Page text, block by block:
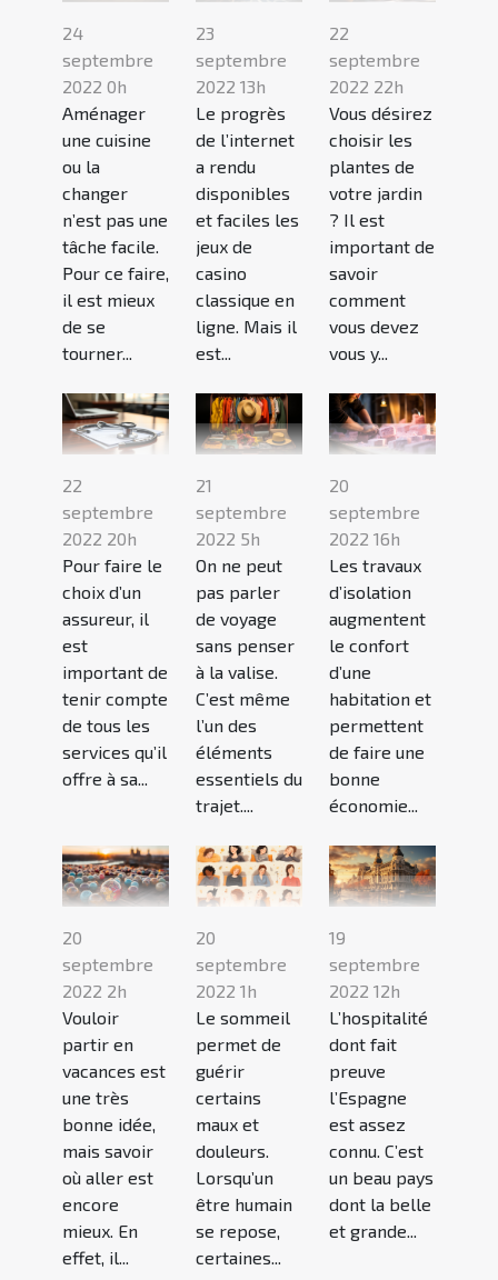
24
septembre
2022 0h
Aménager
une cuisine
ou la
changer
n’est pas une
tâche facile.
Pour ce faire,
il est mieux
de se
tourner...
23
septembre
2022 13h
Le progrès
de l’internet
a rendu
disponibles
et faciles les
jeux de
casino
classique en
ligne. Mais il
est...
22
septembre
2022 22h
Vous désirez
choisir les
plantes de
votre jardin
? Il est
important de
savoir
comment
vous devez
vous y...
22
septembre
2022 20h
Pour faire le
choix d’un
assureur, il
est
important de
tenir compte
de tous les
services qu’il
offre à sa...
21
septembre
2022 5h
On ne peut
pas parler
de voyage
sans penser
à la valise.
C’est même
l’un des
éléments
essentiels du
trajet....
20
septembre
2022 16h
Les travaux
d’isolation
augmentent
le confort
d’une
habitation et
permettent
de faire une
bonne
économie...
20
septembre
2022 2h
Vouloir
partir en
vacances est
une très
bonne idée,
mais savoir
où aller est
encore
mieux. En
effet, il...
20
septembre
2022 1h
Le sommeil
permet de
guérir
certains
maux et
douleurs.
Lorsqu’un
être humain
se repose,
certaines...
19
septembre
2022 12h
L’hospitalité
dont fait
preuve
l’Espagne
est assez
connu. C’est
un beau pays
dont la belle
et grande...